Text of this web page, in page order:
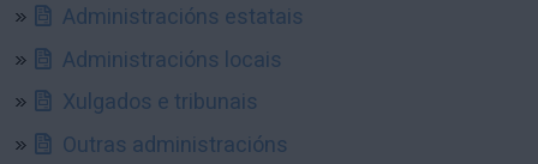
Administracións estatais
Administracións locais
Xulgados e tribunais
Outras administracións